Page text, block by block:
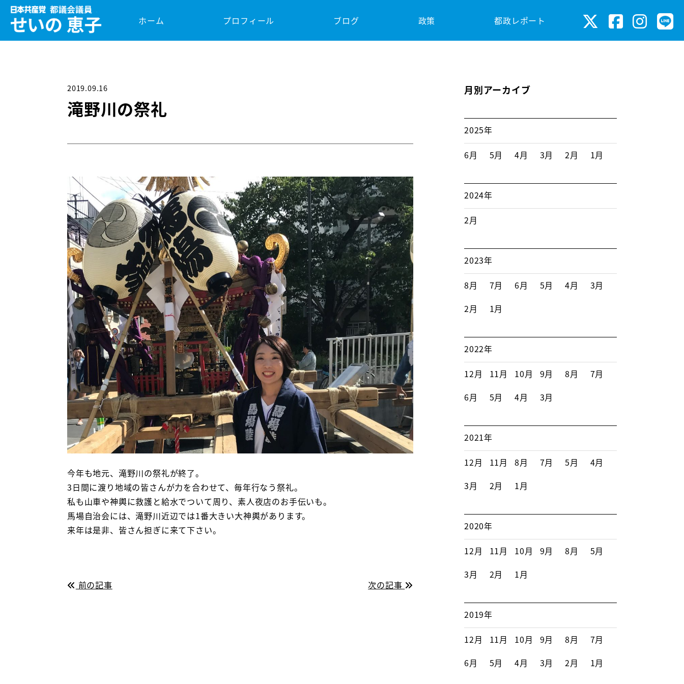
ホーム プロフィール ブログ 政策 都政レポート
2019.09.16
滝野川の祭礼
今年も地元、滝野川の祭礼が終了。
3日間に渡り地域の皆さんが力を合わせて、毎年行なう祭礼。
私も山車や神輿に救護と給水でついて周り、素人夜店のお手伝いも。
馬場自治会には、滝野川近辺では1番大きい大神輿があります。
来年は是非、皆さん担ぎに来て下さい。
前の記事 次の記事
月別アーカイブ
2025年
6月 5月 4月 3月 2月 1月
2024年
2月
2023年
8月 7月 6月 5月 4月
3月
2月
1月
2022年
12月 11月 10月 9月 8月
7月
6月
5月 4月 3月
2021年
12月 11月 8月 7月 5月
4月
3月
2月 1月
2020年
12月 11月 10月 9月 8月
5月
3月
2月 1月
2019年
12月 11月 10月 9月 8月
7月
6月
5月 4月 3月 2月 1月